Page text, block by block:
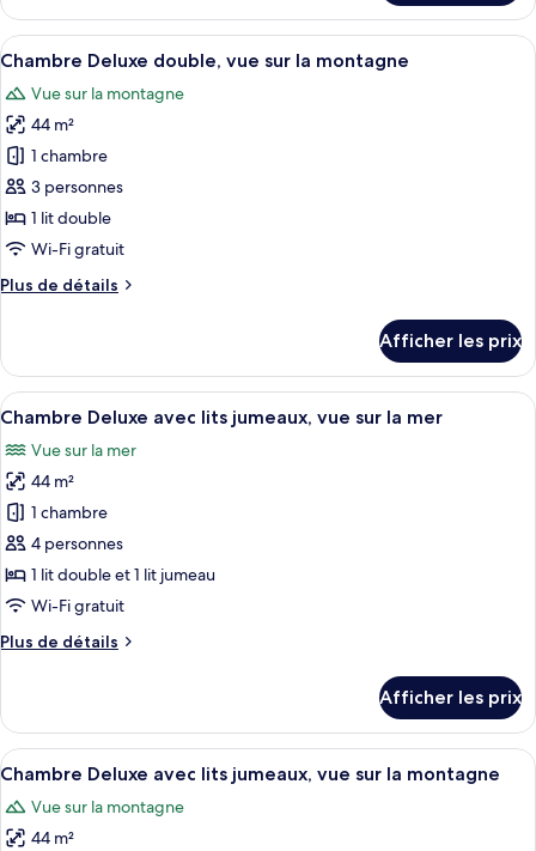
vue
sur
la
montagne
Chambre
Standard
double,
sur
la
montagne
Afficher
toutes
les
photos
pour
ce
type
de
chambre :
Chambre
vue
sur
la
montagne
Une chambre d’hôtel équipée
7
Chambre Deluxe double, vue sur la montagne
Vue sur la montagne
44 m²
1 chambre
3 personnes
1 lit double
Wi-Fi gratuit
Plus de détails
Plus
Chambre
Deluxe
double,
sur
la
montagne
Afficher les prix
Afficher
toutes
les
photos
pour
ce
type
de
chambre :
Chambre
lits
jumeaux,
vue
sur
la
Une chambre d’hôtel moderne
7
Chambre Deluxe avec lits jumeaux, vue sur la mer
Vue sur la mer
44 m²
1 chambre
4 personnes
1 lit double et 1 lit jumeau
Wi-Fi gratuit
Plus de détails
Plus
Chambre
Deluxe
avec
jumeaux,
vue
Afficher les prix
Afficher
toutes
les
photos
Une chambre d’hôtel moderne
10
Chambre Deluxe avec lits jumeaux, vue sur la montagne
Vue sur la montagne
44 m²